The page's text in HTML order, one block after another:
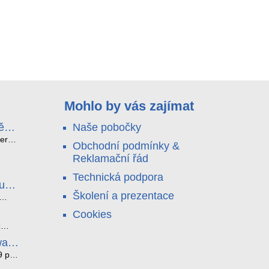
a
a
ze
Mohlo by vás zajímat
Naše pobočky
Obchodní podmínky &
Reklamační řád
Technická podpora
Školení a prezentace
Cookies